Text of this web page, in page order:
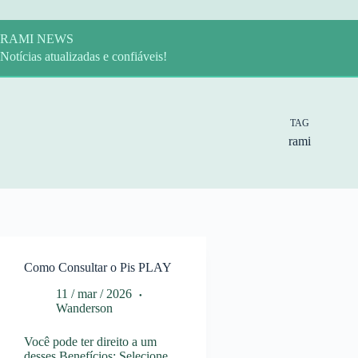
para
o
conteúdo
RAMI NEWS
Notícias atualizadas e confiáveis!
TAG
rami
Como Consultar o Pis PLAY
11 / mar / 2026
Wanderson
Você pode ter direito a um